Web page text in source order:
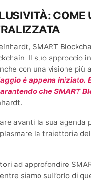
COME
SMART
Il suo approccio
con una visione più
è appena iniziato.
che SMART
avanti la sua agenda
la traiettoria
ad approfondire
siamo sull’orlo di